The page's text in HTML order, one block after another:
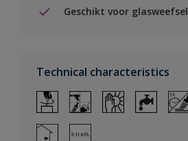
Geschikt voor glasweefsel
Technical characteristics